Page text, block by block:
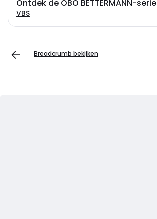
Ontdek de OBO BETTERMANN-serie
VBS
Breadcrumb bekijken